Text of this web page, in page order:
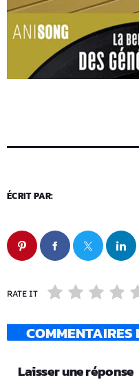
ÉCRIT PAR:
RATE IT
COMMENTAIRES
Laisser une réponse